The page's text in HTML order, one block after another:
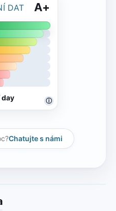
DAT
ⓘ
A+
day
Chatujte s námi